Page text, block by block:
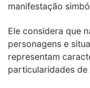
manifestação
Ele considera que
personagens e
representam
particularidades de